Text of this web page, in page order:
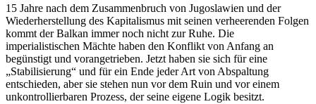
15 Jahre nach dem Zusammenbruch von Jugoslawien und der
Wiederherstellung des Kapitalismus mit seinen verheerenden Folgen
kommt der Balkan immer noch nicht zur Ruhe. Die
imperialistischen Mächte haben den Konflikt von Anfang an
begünstigt und vorangetrieben. Jetzt haben sie sich für eine
„Stabilisierung“ und für ein Ende jeder Art von Abspaltung
entschieden, aber sie stehen nun vor dem Ruin und vor einem
unkontrollierbaren Prozess, der seine eigene Logik besitzt.